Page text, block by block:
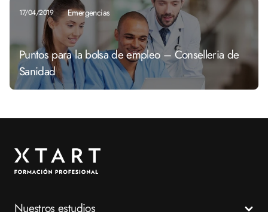
17/04/2019 Emergencias
Puntos para la bolsa de empleo – Conselleria de
Sanidad
Nuestros estudios